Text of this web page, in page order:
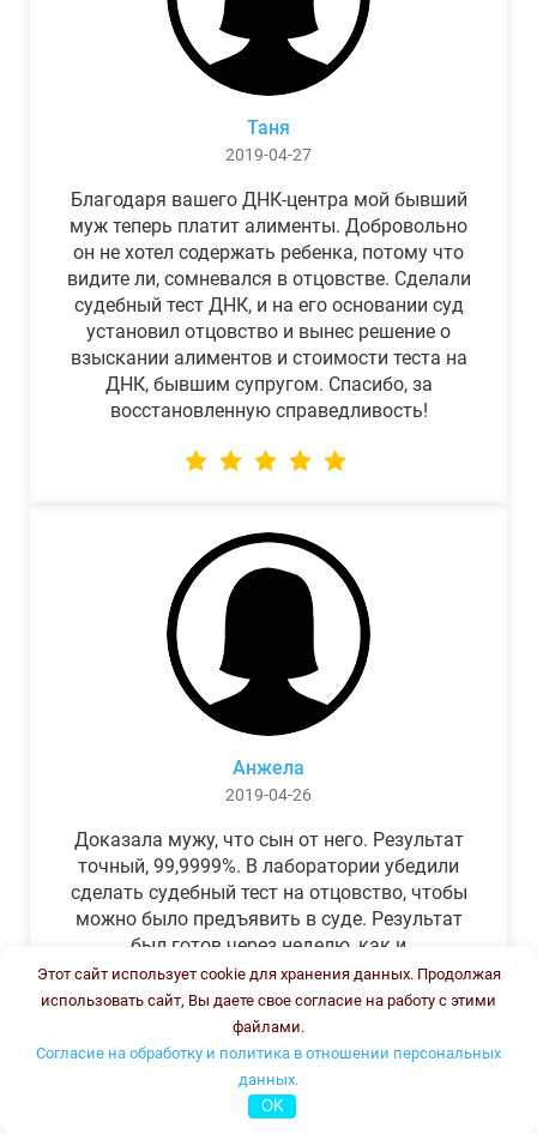
Таня
2019-04-27
Благодаря вашего ДНК-центра мой бывший
муж теперь платит алименты. Добровольно
он не хотел содержать ребенка, потому что
видите ли, сомневался в отцовстве. Сделали
судебный тест ДНК, и на его основании суд
установил отцовство и вынес решение о
взыскании алиментов и стоимости теста на
ДНК, бывшим супругом. Спасибо, за
восстановленную справедливость!
Анжела
2019-04-26
Доказала мужу, что сын от него. Результат
точный, 99,9999%. В лаборатории убедили
сделать судебный тест на отцовство, чтобы
можно было предъявить в суде. Результат
был готов через неделю, как и
обещали.Теперь муж бегает и извиняется.
Этот сайт использует cookie для хранения данных. Продолжая
использовать сайт, Вы даете свое согласие на работу с этими
файлами.
Согласие на обработку и политика в отношении персональных
данных.
OK